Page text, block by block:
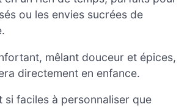
ou les envies sucrées de
mêlant douceur et épices,
directement en enfance.
si faciles à personnaliser que